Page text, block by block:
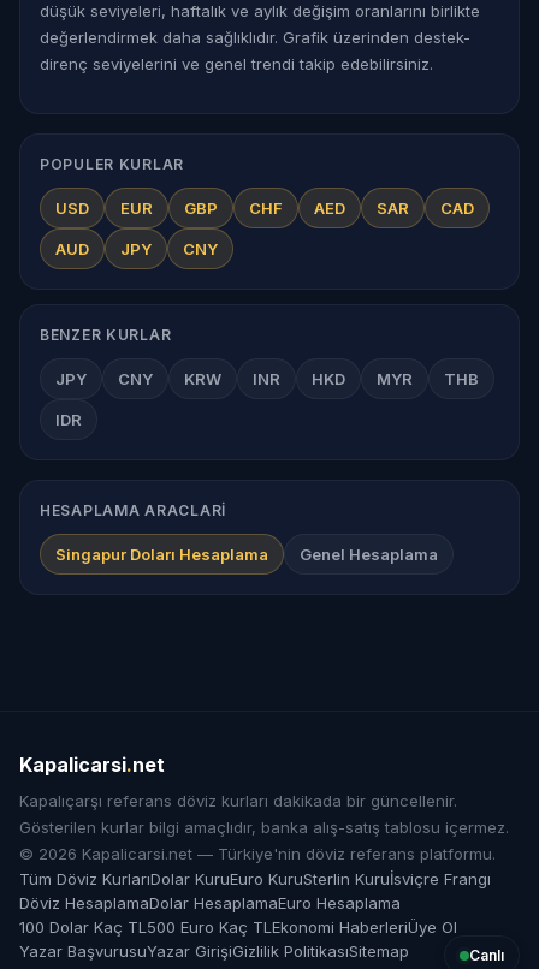
düşük seviyeleri, haftalık ve aylık değişim oranlarını birlikte
değerlendirmek daha sağlıklıdır. Grafik üzerinden destek-
direnç seviyelerini ve genel trendi takip edebilirsiniz.
POPULER KURLAR
USD EUR GBP CHF AED SAR CAD
AUD JPY CNY
BENZER KURLAR
JPY CNY KRW INR HKD MYR THB
IDR
HESAPLAMA ARACLARI
Singapur Doları Hesaplama Genel Hesaplama
Kapalicarsi.net
Kapalıçarşı referans döviz kurları dakikada bir güncellenir.
Gösterilen kurlar bilgi amaçlıdır, banka alış-satış tablosu içermez.
© 2026 Kapalicarsi.net — Türkiye'nin döviz referans platformu.
Tüm Döviz KurlarıDolar KuruEuro KuruSterlin Kuruİsviçre Frangı
Döviz HesaplamaDolar HesaplamaEuro Hesaplama
100 Dolar Kaç TL 500 Euro Kaç TL Ekonomi HaberleriÜye Ol
Yazar BaşvurusuYazar GirişiGizlilik PolitikasıSitemap Canlı